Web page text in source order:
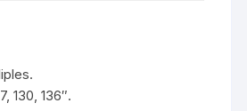
130, 136″.